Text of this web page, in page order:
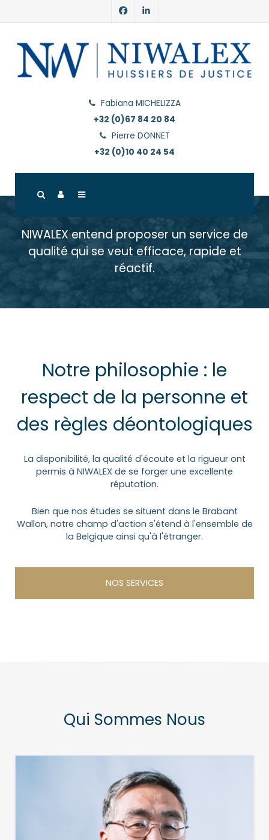
Fabiana MICHELIZZA
+32 (0)67 84 20 84
Pierre DONNET
+32 (0)10 40 24 54
NIWALEX entend proposer un service de
qualité qui se veut efficace, rapide et
réactif.
Notre philosophie : le
respect de la personne et
des règles déontologiques
La disponibilité, la qualité d'écoute et la rigueur ont
permis à NIWALEX de se forger une excellente
réputation.
Bien que nos études se situent dans le Brabant
Wallon, notre champ d'action s'étend à l'ensemble de
la Belgique ainsi qu'à l'étranger.
NOS SERVICES
Qui Sommes Nous